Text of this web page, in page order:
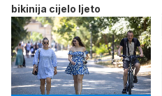
bikinija cijelo ljeto